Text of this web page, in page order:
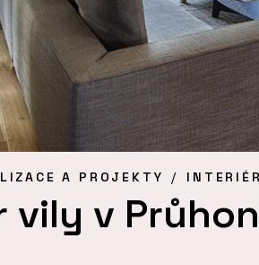
A PROJEKTY INTERIÉR
vily v